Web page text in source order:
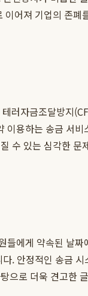
어져 기업의 존
러자금조달방지
용하는 송금 서
수 있는 심각한 문
에게 약속된 날
. 안정적인 송금
으로 더욱 견고한